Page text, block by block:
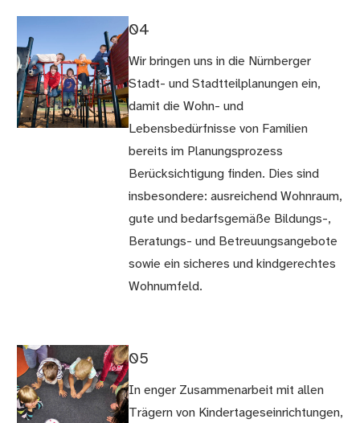
04
Wir bringen uns in die Nürnberger
Stadt- und Stadtteilplanungen ein,
damit die Wohn- und
Lebensbedürfnisse von Familien
bereits im Planungsprozess
Berücksichtigung finden. Dies sind
insbesondere: ausreichend Wohnraum,
gute und bedarfsgemäße Bildungs-,
Beratungs- und Betreuungsangebote
sowie ein sicheres und kindgerechtes
Wohnumfeld.
05
In enger Zusammenarbeit mit allen
Trägern von Kindertageseinrichtungen,